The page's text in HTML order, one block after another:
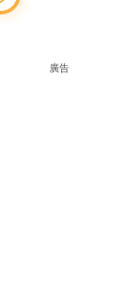
廣告